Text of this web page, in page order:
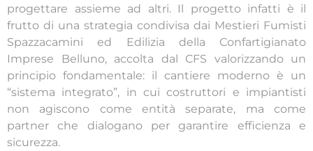
progettare assieme ad altri. Il progetto infatti è il
frutto di una strategia condivisa dai Mestieri Fumisti
Spazzacamini ed Edilizia della Confartigianato
Imprese Belluno, accolta dal CFS valorizzando un
principio fondamentale: il cantiere moderno è un
“sistema integrato”, in cui costruttori e impiantisti
non agiscono come entità separate, ma come
partner che dialogano per garantire efficienza e
sicurezza.